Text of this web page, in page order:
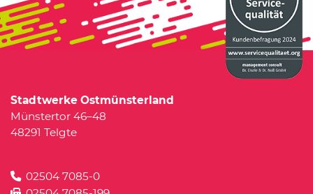
Stadtwerke Ostmünsterland
Münstertor 46–48
48291 Telgte
02504 7085-0